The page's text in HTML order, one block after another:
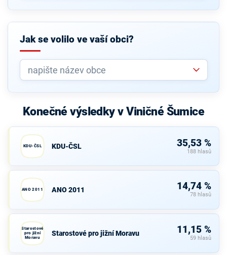
Jak se volilo ve vaší obci?
Konečné výsledky v Viničné Šumice
KDU-ČSL KDU-ČSL 35,53 %
188 hlasů
ANO 2011 ANO 2011 14,74 %
78 hlasů
Starostové
pro jižní
Moravu
Starostové pro jižní Moravu 11,15 %
59 hlasů